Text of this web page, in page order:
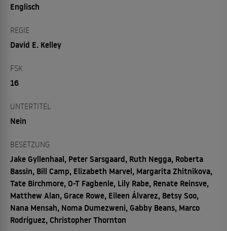
Englisch
REGIE
David E. Kelley
FSK
16
UNTERTITEL
Nein
BESETZUNG
Jake Gyllenhaal, Peter Sarsgaard, Ruth Negga, Roberta
Bassin, Bill Camp, Elizabeth Marvel, Margarita Zhitnikova,
Tate Birchmore, O-T Fagbenle, Lily Rabe, Renate Reinsve,
Matthew Alan, Grace Rowe, Eileen Álvarez, Betsy Soo,
Nana Mensah, Noma Dumezweni, Gabby Beans, Marco
Rodríguez, Christopher Thornton